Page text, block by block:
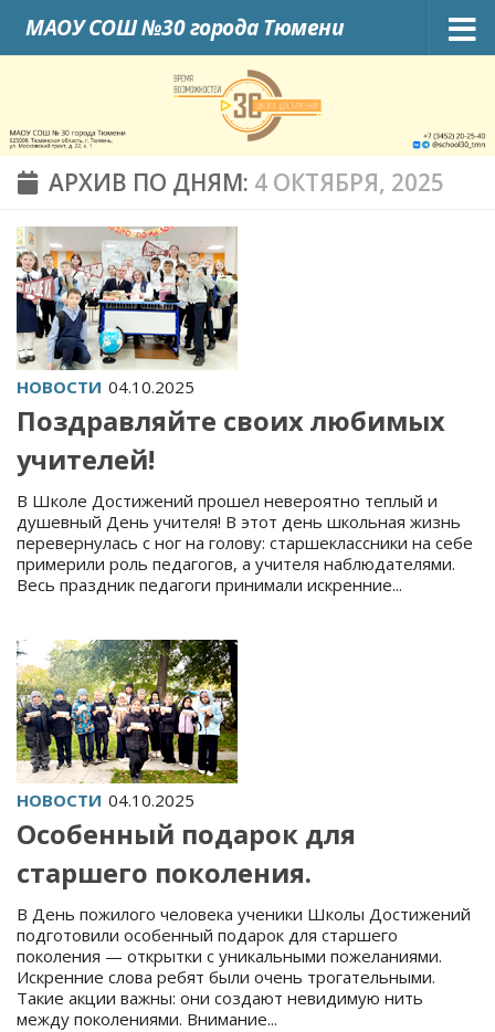
Skip to content
МАОУ СОШ №30 города Тюмени
АРХИВ ПО ДНЯМ: 4 ОКТЯБРЯ, 2025
НОВОСТИ 04.10.2025
Поздравляйте своих любимых
учителей!
В Школе Достижений прошел невероятно теплый и
душевный День учителя! В этот день школьная жизнь
перевернулась с ног на голову: старшеклассники на себе
примерили роль педагогов, а учителя наблюдателями.
Весь праздник педагоги принимали искренние...
НОВОСТИ 04.10.2025
Особенный подарок для
старшего поколения.
В День пожилого человека ученики Школы Достижений
подготовили особенный подарок для старшего
поколения — открытки с уникальными пожеланиями.
Искренние слова ребят были очень трогательными.
Такие акции важны: они создают невидимую нить
между поколениями. Внимание...